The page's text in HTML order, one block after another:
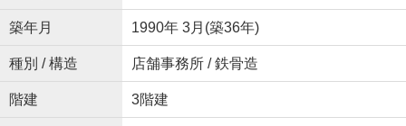
築年月 1990年 3月(築36年)
種別 / 構造 店舗事務所 / 鉄骨造
階建 3階建